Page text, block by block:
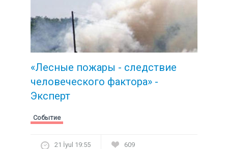
«Лесные пожары - следствие
человеческого фактора» -
Эксперт
Событие
21 İyul 19:55 609